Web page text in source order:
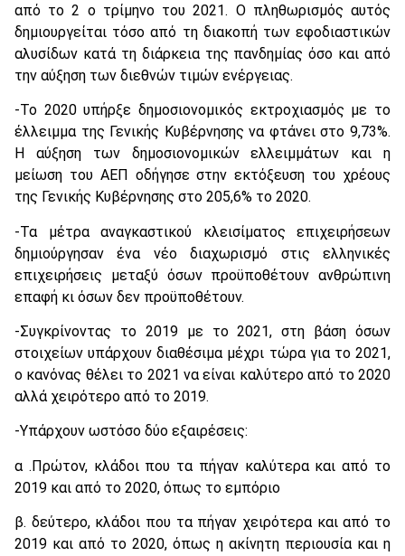
από το 2 ο τρίμηνο του 2021. Ο πληθωρισμός αυτός
δημιουργείται τόσο από τη διακοπή των εφοδιαστικών
αλυσίδων κατά τη διάρκεια της πανδημίας όσο και από
την αύξηση των διεθνών τιμών ενέργειας.
-Το 2020 υπήρξε δημοσιονομικός εκτροχιασμός με το
έλλειμμα της Γενικής Κυβέρνησης να φτάνει στο 9,73%.
Η αύξηση των δημοσιονομικών ελλειμμάτων και η
μείωση του ΑΕΠ οδήγησε στην εκτόξευση του χρέους
της Γενικής Κυβέρνησης στο 205,6% το 2020.
-Τα μέτρα αναγκαστικού κλεισίματος επιχειρήσεων
δημιούργησαν ένα νέο διαχωρισμό στις ελληνικές
επιχειρήσεις μεταξύ όσων προϋποθέτουν ανθρώπινη
επαφή κι όσων δεν προϋποθέτουν.
-Συγκρίνοντας το 2019 με το 2021, στη βάση όσων
στοιχείων υπάρχουν διαθέσιμα μέχρι τώρα για το 2021,
ο κανόνας θέλει το 2021 να είναι καλύτερο από το 2020
αλλά χειρότερο από το 2019.
-Υπάρχουν ωστόσο δύο εξαιρέσεις:
α .Πρώτον, κλάδοι που τα πήγαν καλύτερα και από το
2019 και από το 2020, όπως το εμπόριο
β. δεύτερο, κλάδοι που τα πήγαν χειρότερα και από το
2019 και από το 2020, όπως η ακίνητη περιουσία και η